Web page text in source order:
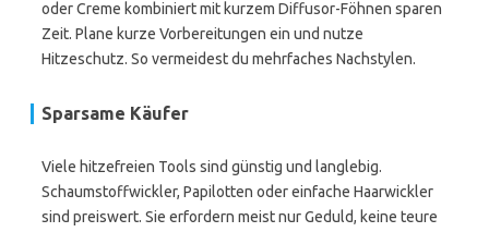
oder Creme kombiniert mit kurzem Diffusor-Föhnen sparen
Zeit. Plane kurze Vorbereitungen ein und nutze
Hitzeschutz. So vermeidest du mehrfaches Nachstylen.
Sparsame Käufer
Viele hitzefreien Tools sind günstig und langlebig.
Schaumstoffwickler, Papilotten oder einfache Haarwickler
sind preiswert. Sie erfordern meist nur Geduld, keine teure